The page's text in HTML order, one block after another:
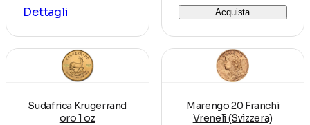
Dettagli Acquista
Sudafrica Krugerrand
oro 1 oz
Marengo 20 Franchi
Vreneli (Svizzera)